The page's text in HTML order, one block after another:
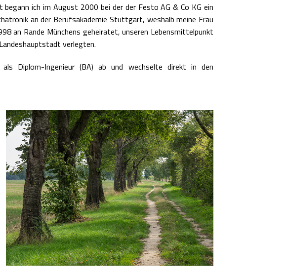
begann ich im August 2000 bei der der Festo AG & Co KG ein
an der Berufsakademie Stuttgart, weshalb meine Frau
an Rande Münchens geheiratet, unseren Lebensmittelpunkt
verlegten.
Diplom-Ingenieur (BA) ab und wechselte direkt in den